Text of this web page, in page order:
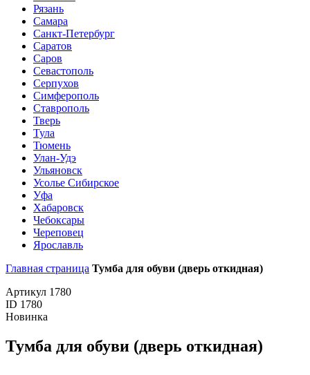
Рязань
Самара
Санкт-Петербург
Саратов
Саров
Севастополь
Серпухов
Симферополь
Ставрополь
Тверь
Тула
Тюмень
Улан-Удэ
Ульяновск
Усолье Сибирское
Уфа
Хабаровск
Чебоксары
Череповец
Ярославль
Главная страница Тумба для обуви (дверь откидная)
Артикул 1780
ID 1780
Новинка
Тумба для обуви (дверь откидная)